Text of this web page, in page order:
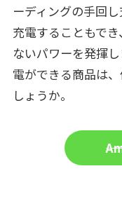
ーディングの手回
充電することもで
ないパワーを発揮
電ができる商品は
しょうか。